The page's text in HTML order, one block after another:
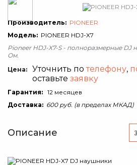
Производитель: PIONEER
Модель: PIONEER HDJ-X7
Pioneer HDJ-X7-S - полноразмерные DJ
Ом.
Цена:
Уточнить потелефону,
оставьте заявку
Гарантия: 12 месяцев
Доставка: 600 руб. (в пределах МКАД)
Описание